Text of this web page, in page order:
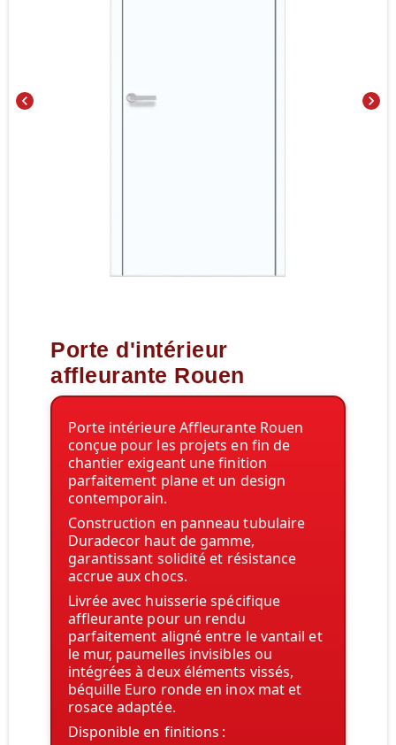
chevron_left chevron_right
Porte d'intérieur
affleurante Rouen
Porte intérieureAffleuranteRouen
conçue pour les projets en fin de
chantier exigeant une finition
parfaitement plane et un design
contemporain.
Construction en panneau tubulaire
Duradecor haut de gamme,
garantissant solidité et résistance
accrue aux chocs.
Livrée avec huisserie spécifique
affleurante pour un rendu
parfaitement aligné entre le vantail et
le mur, paumelles invisibles ou
intégrées à deux éléments vissés,
béquille Euro ronde en inox mat et
rosace adaptée.
Disponible en finitions :